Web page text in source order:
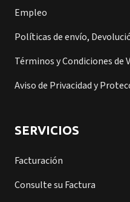
Empleo
Políticas de envío,
Términos y Condiciones de
Aviso de Privacidad y
SERVICIOS
Facturación
Consulte su Factura